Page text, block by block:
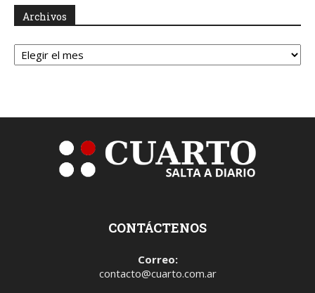
Archivos
Archivos
CONTÁCTENOS
Correo:
contacto@cuarto.com.ar